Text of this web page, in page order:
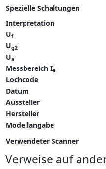
Spezielle Schaltungen
Interpretation
Uf
Ug2
Ua
Messbereich Ia
Lochcode
Datum
Aussteller
Hersteller
Modellangabe
Verwendeter Scanner
Verweise auf